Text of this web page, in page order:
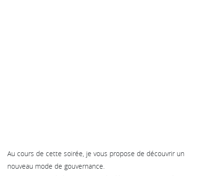
Au cours de cette soirée, je vous propose de découvrir un
nouveau mode de gouvernance.